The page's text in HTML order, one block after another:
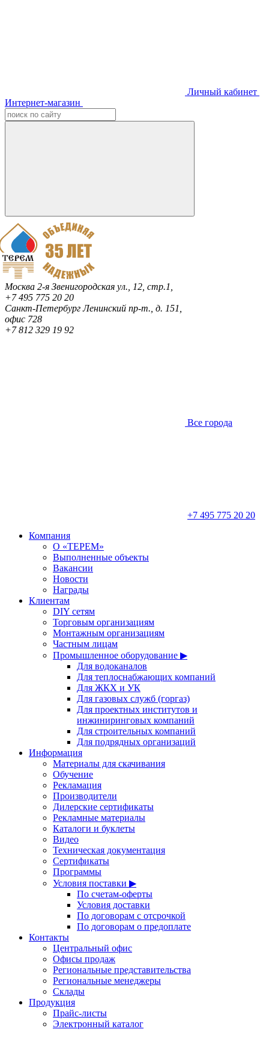
Личный кабинет
Интернет-магазин
Москва 2-я Звенигородская ул., 12, стр.1,
+7 495 775 20 20
Санкт-ПетербургЛенинский пр-т., д. 151,
офис 728
+7 812 329 19 92
Все города
+7 495 775 20 20
Компания
О «ТЕРЕМ»
Выполненные объекты
Вакансии
Новости
Награды
Клиентам
DIY сетям
Торговым организациям
Монтажным организациям
Частным лицам
Промышленное оборудование ▶
Для водоканалов
Для теплоснабжающих компаний
Для ЖКХ и УК
Для газовых служб (горгаз)
Для проектных институтов и
инжиниринговых компаний
Для строительных компаний
Для подрядных организаций
Информация
Материалы для скачивания
Обучение
Рекламация
Производители
Дилерские сертификаты
Рекламные материалы
Каталоги и буклеты
Видео
Техническая документация
Сертификаты
Программы
Условия поставки ▶
По счетам-оферты
Условия доставки
По договорам с отсрочкой
По договорам о предоплате
Контакты
Центральный офис
Офисы продаж
Региональные представительства
Региональные менеджеры
Склады
Продукция
Прайс-листы
Электронный каталог